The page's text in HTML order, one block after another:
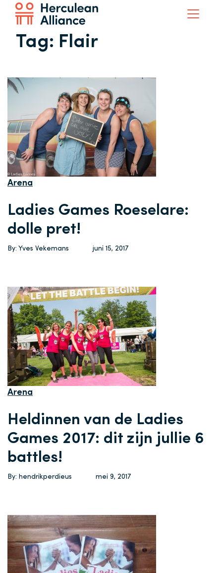
Tag: Flair
Arena
Ladies Games Roeselare:
dolle pret!
By: Yves Vekemans juni 15, 2017
Arena
Heldinnen van de Ladies
Games 2017: dit zijn jullie 6
battles!
By: hendrikperdieus mei 9, 2017